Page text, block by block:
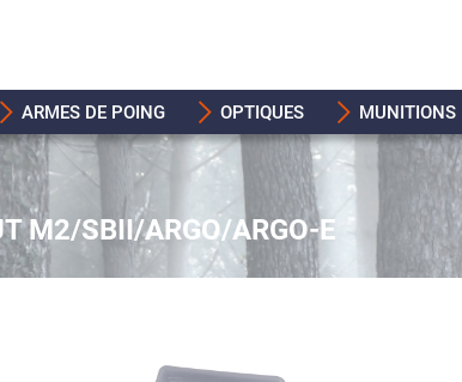
ARMES DE POING OPTIQUES MUNITIONS
M2/SBII/ARGO/ARGO-E